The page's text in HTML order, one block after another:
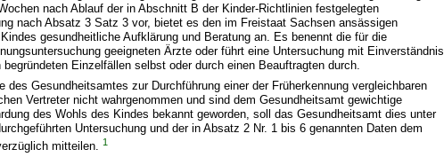
nach Ablauf der in Abschnitt B der Kinder-Richtlinien festgelegten
nach Absatz 3 Satz 3 vor, bietet es den im Freistaat Sachsen ansässigen
gesundheitliche Aufklärung und Beratung an. Es benennt die für die
geeigneten Ärzte oder führt eine Untersuchung mit Einverständnis
Einzelfällen selbst oder durch einen Beauftragten durch.
des Gesundheitsamtes zur Durchführung einer der Früherkennung vergleichbaren
Vertreter nicht wahrgenommen und sind dem Gesundheitsamt gewichtige
des Wohls des Kindes bekannt geworden, soll das Gesundheitsamt dies unter
Untersuchung und der in Absatz 2 Nr. 1 bis 6 genannten Daten dem
mitteilen.1